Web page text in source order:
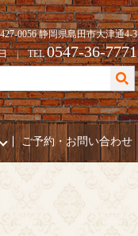
0056 静岡県島田市大津通4-3
日 | TEL0547-36-7771
ご予約・お問い合わせ